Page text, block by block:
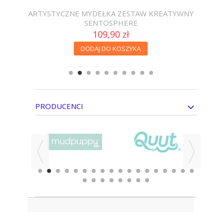
ARTYSTYCZNE MYDEŁKA ZESTAW KREATYWNY
SENTOSPHERE
109,90 zł
DODAJ DO KOSZYKA
PRODUCENCI